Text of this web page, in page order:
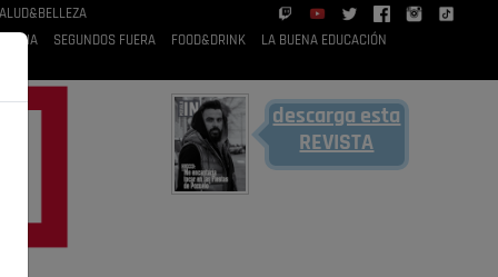
RUBIA
SEGUNDOS FUERA FOOD&DRINK LA BUENA EDUCACIÓN
descarga esta
REVISTA